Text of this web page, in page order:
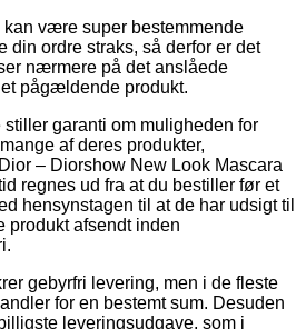
være super bestemmende
din ordre straks, så derfor er det
nærmere på det anslåede
pågældende produkt.
garanti om muligheden for
af deres produkter,
– Diorshow New Look Mascara
regnes ud fra at du bestiller før et
hensynstagen til at de har udsigt til
produkt afsendt inden
gebyrfri levering, men i de fleste
for en bestemt sum. Desuden
leveringsudgave, som i